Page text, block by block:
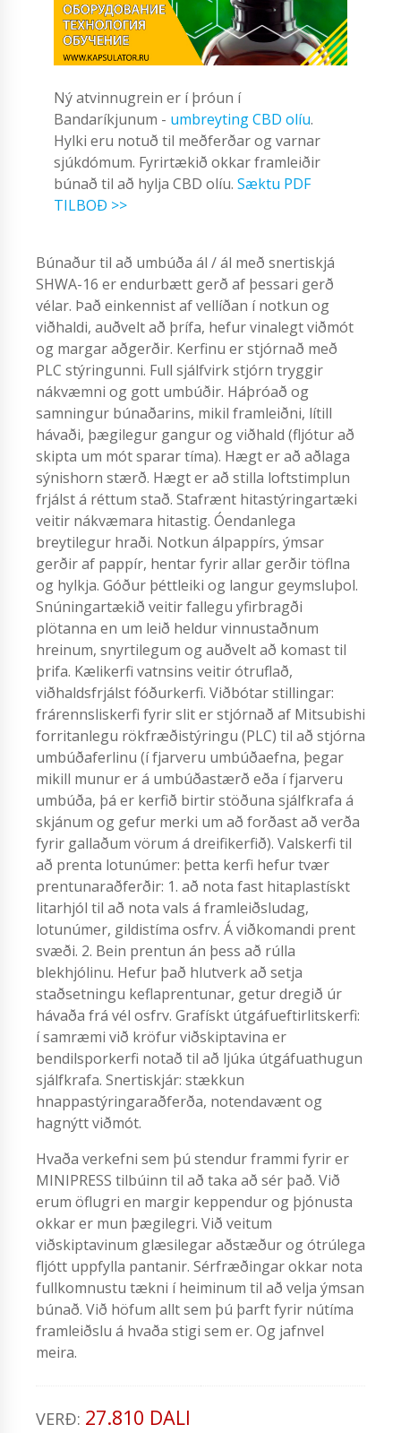
Ný atvinnugrein er í þróun í
Bandaríkjunum - umbreyting CBD olíu.
Hylki eru notuð til meðferðar og varnar
sjúkdómum. Fyrirtækið okkar framleiðir
búnað til að hylja CBD olíu. Sæktu PDF
TILBOÐ >>
Búnaður til að umbúða ál / ál með snertiskjá
SHWA-16 er endurbætt gerð af þessari gerð
vélar. Það einkennist af vellíðan í notkun og
viðhaldi, auðvelt að þrífa, hefur vinalegt viðmót
og margar aðgerðir. Kerfinu er stjórnað með
PLC stýringunni. Full sjálfvirk stjórn tryggir
nákvæmni og gott umbúðir. Háþróað og
samningur búnaðarins, mikil framleiðni, lítill
hávaði, þægilegur gangur og viðhald (fljótur að
skipta um mót sparar tíma). Hægt er að aðlaga
sýnishorn stærð. Hægt er að stilla loftstimplun
frjálst á réttum stað. Stafrænt hitastýringartæki
veitir nákvæmara hitastig. Óendanlega
breytilegur hraði. Notkun álpappírs, ýmsar
gerðir af pappír, hentar fyrir allar gerðir töflna
og hylkja. Góður þéttleiki og langur geymsluþol.
Snúningartækið veitir fallegu yfirbragði
plötanna en um leið heldur vinnustaðnum
hreinum, snyrtilegum og auðvelt að komast til
þrifa. Kælikerfi vatnsins veitir ótruflað,
viðhaldsfrjálst fóðurkerfi. Viðbótar stillingar:
frárennsliskerfi fyrir slit er stjórnað af Mitsubishi
forritanlegu rökfræðistýringu (PLC) til að stjórna
umbúðaferlinu (í fjarveru umbúðaefna, þegar
mikill munur er á umbúðastærð eða í fjarveru
umbúða, þá er kerfið birtir stöðuna sjálfkrafa á
skjánum og gefur merki um að forðast að verða
fyrir gallaðum vörum á dreifikerfið). Valskerfi til
að prenta lotunúmer: þetta kerfi hefur tvær
prentunaraðferðir: 1. að nota fast hitaplastískt
litarhjól til að nota vals á framleiðsludag,
lotunúmer, gildistíma osfrv. Á viðkomandi prent
svæði. 2. Bein prentun án þess að rúlla
blekhjólinu. Hefur það hlutverk að setja
staðsetningu keflaprentunar, getur dregið úr
hávaða frá vél osfrv. Grafískt útgáfueftirlitskerfi:
í samræmi við kröfur viðskiptavina er
bendilsporkerfi notað til að ljúka útgáfuathugun
sjálfkrafa. Snertiskjár: stækkun
hnappastýringaraðferða, notendavænt og
hagnýtt viðmót.
Hvaða verkefni sem þú stendur frammi fyrir er
MINIPRESS tilbúinn til að taka að sér það. Við
erum öflugri en margir keppendur og þjónusta
okkar er mun þægilegri. Við veitum
viðskiptavinum glæsilegar aðstæður og ótrúlega
fljótt uppfylla pantanir. Sérfræðingar okkar nota
fullkomnustu tækni í heiminum til að velja ýmsan
búnað. Við höfum allt sem þú þarft fyrir nútíma
framleiðslu á hvaða stigi sem er. Og jafnvel
meira.
VERÐ: 27.810 DALI